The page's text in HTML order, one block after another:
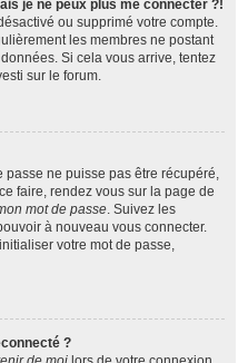
je ne peux plus me connecter ?!
ou supprimé votre compte.
les membres ne postant
Si cela vous arrive, tentez
sur le forum.
passe ne puisse pas être récupéré,
faire, rendez vous sur la page de
mot de passe. Suivez les
à nouveau vous connecter.
votre mot de passe,
?